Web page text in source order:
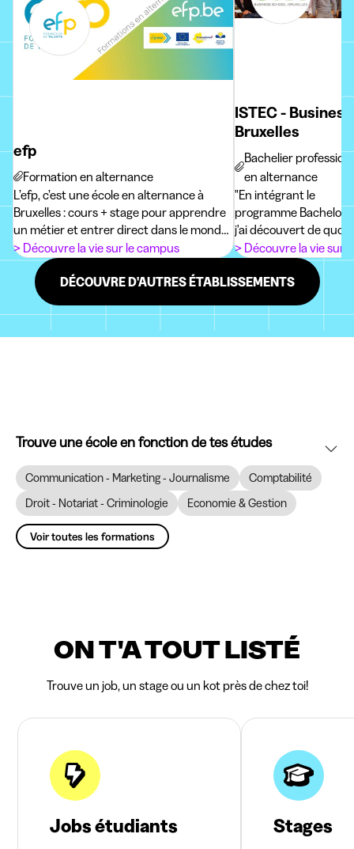
efp
Formation en alternance
L’efp, c’est une école en alternance à
Bruxelles : cours + stage pour apprendre
un métier et entrer direct dans le monde
pro !
> Découvre la vie sur le campus
ISTEC -
Bruxelles
Bachelier
en alternance
"En intégrant le
programme Bachelor
j'ai découvert de quoi
Grâce à la diversité
des stages en
accéléré mon
professionnel. A
année, j'ai intégré une
> Découvre la vie sur
DÉCOUVRE D'AUTRES ÉTABLISSEMENTS
Trouve une école en fonction de tes études
Communication - Marketing - Journalisme
Comptabilité
Droit - Notariat - Criminologie
Economie & Gestion
Voir toutes les formations
ON T'A TOUT LISTÉ
Trouve un job, un stage ou un kot près de chez toi!
Jobs étudiants Stages